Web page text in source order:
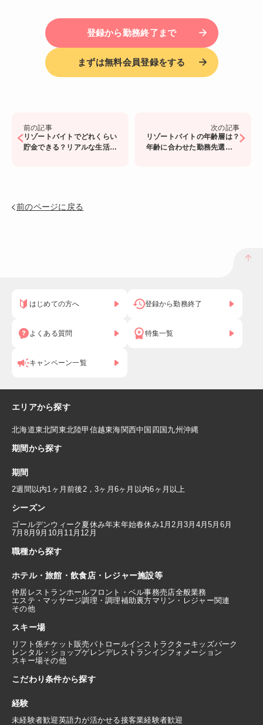
登録から勤務終了まで
まずは無料会員登録をする
前の記事
リゾートバイトでどれくらい
貯金できる？リアルな生活
次の記事
リゾートバイトの年齢層は？
年齢に合わせた勤務先選びの
前のページに戻る
はじめての方へ 登録から勤務終了
よくある質問 特集一覧
キャンペーン一覧
エリアから探す
北海道東北関東北陸甲信越東海関西中国 四国九州沖縄
期間から探す
期間
2週間以内1ヶ月前後 2，3ヶ月 6ヶ月以内6ヶ月以上
シーズン
ゴールデンウィーク 夏休み年末年始春休み1月 2月3月 4月5月 6月
7月 8月9月 10月 11月 12月
職種から探す
ホテル・旅館・飲食店・レジャー施設等
仲居 レストランホールフロント・ベル事務売店全般業務
エステ・マッサージ調理・調理補助裏方マリン・レジャー関連
その他
スキー場
リフト係チケット販売パトロールインストラクターキッズパーク
レンタル・ショップゲレンデレストラン インフォメーション
スキー場その他
こだわり条件から探す
経験
未経験者歓迎英語力が活かせる接客業経験者歓迎